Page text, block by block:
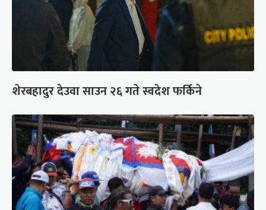
शेरबहादुर देउवा साउन २६ गते स्वदेश फर्किने